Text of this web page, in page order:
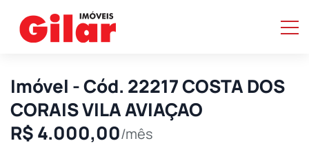
Imóvel - Cód. 22217 COSTA DOS
CORAIS VILA AVIAÇAO
R$ 4.000,00/mês